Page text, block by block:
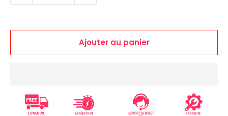
Ajouter au panier